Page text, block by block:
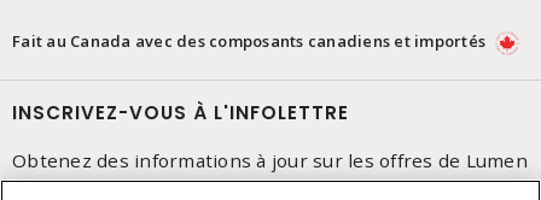
Fait au Canada avec des composants canadiens et importés
INSCRIVEZ-VOUS À L'INFOLETTRE
Obtenez des informations à jour sur les offres de Lumen